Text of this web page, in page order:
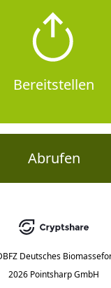
Bereitstellen
Abrufen
Deutsches
2026 Pointsharp GmbH